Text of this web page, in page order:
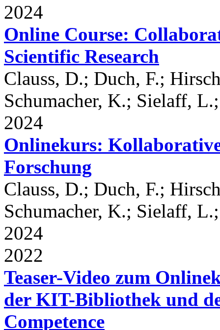
2024
Online Course:
Scientific Research
Clauss, D.; Duch, F.;
Schumacher, K.; Sielaff,
2024
Onlinekurs:
Forschung
Clauss, D.; Duch, F.;
Schumacher, K.; Sielaff,
2024
2022
Teaser-Video zum
der KIT-Bibliothek und
Competence